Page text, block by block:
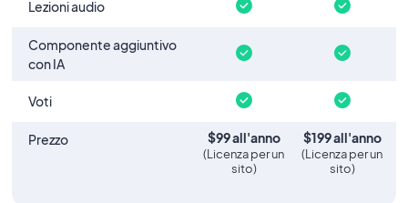
Lezioni audio
Componente aggiuntivo
con IA
Voti
Prezzo $99all'anno
(Licenza per un
sito)
$199all'anno
(Licenza per un
sito)